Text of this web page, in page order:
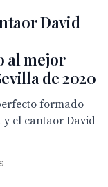
David
al mejor
de 2020
formado
el cantaor David